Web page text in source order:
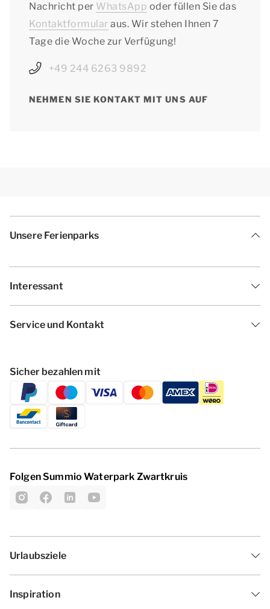
Nachricht per WhatsApp oder füllen Sie das
Kontaktformular aus. Wir stehen Ihnen 7
Tage die Woche zur Verfügung!
+49 244 6263 9892
NEHMEN SIE KONTAKT MIT UNS AUF
Unsere Ferienparks
Interessant
Service und Kontakt
Sicher bezahlen mit
Folgen Summio Waterpark Zwartkruis
Urlaubsziele
Inspiration